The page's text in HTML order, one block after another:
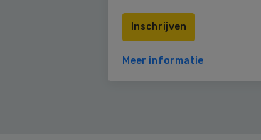
Inschrijven
Meer informatie